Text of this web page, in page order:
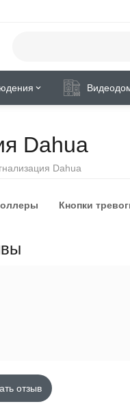
Dahua
Dahua
Кнопки
отзыв